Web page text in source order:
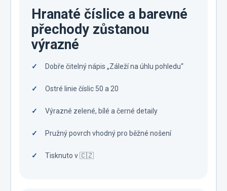
Hranaté číslice a barevné
přechody zůstanou
výrazné
Dobře čitelný nápis „Záleží na úhlu pohledu“
Ostré linie číslic 50 a 20
Výrazné zelené, bílé a černé detaily
Pružný povrch vhodný pro běžné nošení
Tisknuto v 🇨🇿